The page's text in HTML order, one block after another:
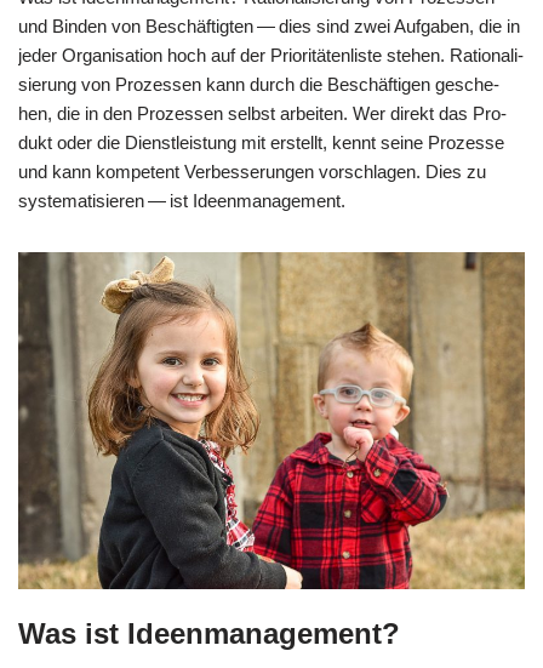
und Bin­den von Beschäf­tig­ten — dies sind zwei Auf­ga­ben, die in
jeder Orga­ni­sa­ti­on hoch auf der Prio­ri­tä­ten­li­ste ste­hen. Ratio­na­li­
sie­rung von Pro­zes­sen kann durch die Beschäf­ti­gen gesche­
hen, die in den Pro­zes­sen selbst arbei­ten. Wer direkt das Pro­
dukt oder die Dienst­lei­stung mit erstellt, kennt sei­ne Pro­zes­se
und kann kom­pe­tent Ver­bes­se­run­gen vor­schla­gen. Dies zu
syste­ma­ti­sie­ren — ist Ideenmanagement.
Was ist Ideenmanagement?